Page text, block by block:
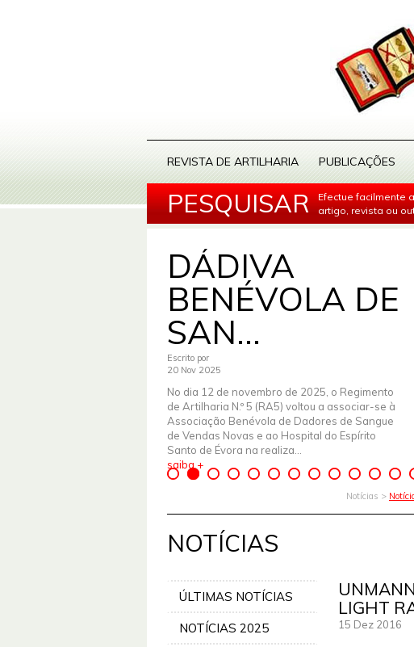
REVISTA DE ARTILHARIA PUBLICAÇÕES
PESQUISAR
Efectue facilmente
artigo, revista ou
DÁDIVA
BENÉVOLA DE
SAN...
Escrito por
20 Nov 2025
No dia 12 de novembro de 2025, o Regimento
de Artilharia N.º 5 (RA5) voltou a associar-se à
Associação Benévola de Dadores de Sangue
de Vendas Novas e ao Hospital do Espírito
Santo de Évora na realiza...
saiba +
Notícias >
NOTÍCIAS
ÚLTIMAS NOTÍCIAS
NOTÍCIAS 2025
LIGHT
15 Dez 2016